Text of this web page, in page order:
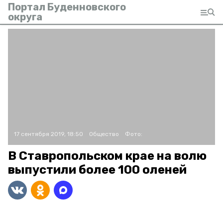
Портал Буденновского
округа
17 сентября 2019, 18:50 Общество Фото:
В Ставропольском крае на волю
выпустили более 100 оленей